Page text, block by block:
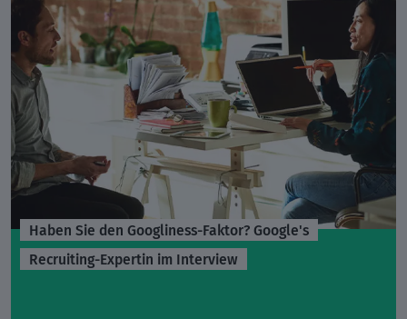
Haben Sie den Googliness-Faktor? Google's
Recruiting-Expertin im Interview